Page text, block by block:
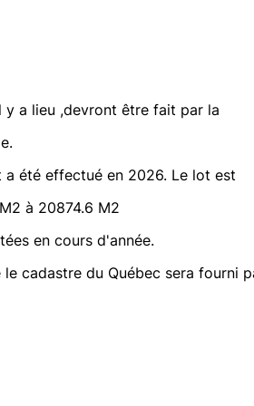
y a lieu ,devront être fait par la
été effectué en 2026. Le lot est
à 20874.6 M2
en cours d'année.
cadastre du Québec sera fourni